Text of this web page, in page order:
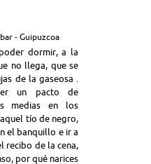
- Guipuzcoa
dormir, a la
no llega, que se
de la gaseosa .
un pacto de
medias en los
tío de negro,
el banquillo e ir a
recibo de la cena,
por qué narices